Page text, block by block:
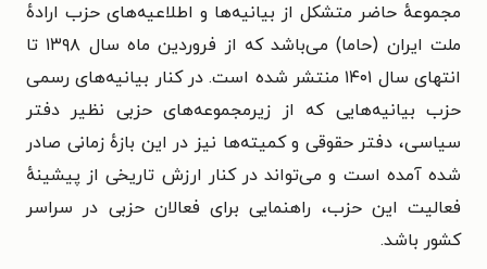
مجموعهٔ حاضر متشکل از بیانیه‌ها و اطلاعیه‌های حزب ارادهٔ
ملت ایران (حاما) می‌باشد که از فروردین ماه سال ۱۳۹۸ تا
انتهای سال ۱۴۰۱ منتشر شده است. در کنار
بیانیه‌های رسمی
حزب بیانیه‌هایی که از زیرمجموعه‌های حزبی نظیر دفتر
سیاسی، دفتر حقوقی و کمیته‌ها نیز در این بازهٔ زمانی صادر
شده آمده است و می‌تواند در کنار ارزش تاریخی از پیشینهٔ
فعالیت این حزب، راهنمایی برای فعالان حزبی در سراسر
کشور باشد.